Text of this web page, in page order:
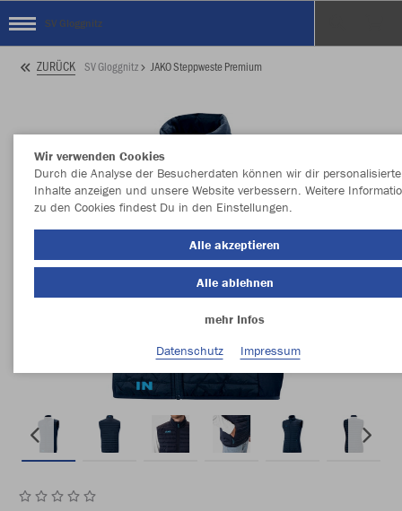
SV Gloggnitz
ZURÜCK SV Gloggnitz JAKO Steppweste Premium
Wir verwenden Cookies
Durch die Analyse der Besucherdaten können wir dir personalisierte
Inhalte anzeigen und unsere Website verbessern. Weitere
zu den Cookies findest Du in den Einstellungen.
Alle akzeptieren
Alle ablehnen
mehr Infos
Datenschutz
Impressum